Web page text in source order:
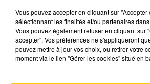
Vous pouvez accepter en cliquant sur "Accepter
sélectionnant les finalités et/ou partenaires
Vous pouvez également refuser en cliquant sur
accepter". Vos préférences ne s'appliqueront
pouvez mettre à jour vos choix, ou retirer votre
moment via le lien "Gérer les cookies" situé en